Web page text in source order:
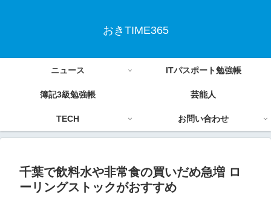
おきTIME365
ニュース ITパスポート勉強帳
簿記3級勉強帳 芸能人
TECH お問い合わせ
千葉で飲料水や非常食の買いだめ急増 ロ
ーリングストックがおすすめ